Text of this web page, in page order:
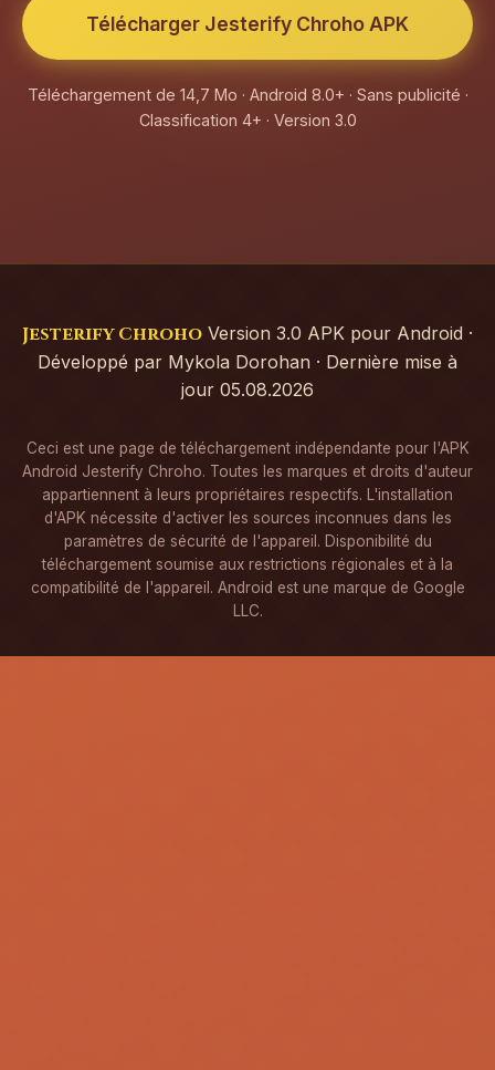
Télécharger Jesterify Chroho APK
Téléchargement de 14,7 Mo · Android 8.0+ · Sans publicité ·
Classification 4+ · Version 3.0
Jesterify Chroho Version 3.0 APK pour Android ·
Développé par Mykola Dorohan · Dernière mise à
jour 05.08.2026
Ceci est une page de téléchargement indépendante pour l'APK
Android Jesterify Chroho. Toutes les marques et droits d'auteur
appartiennent à leurs propriétaires respectifs. L'installation
d'APK nécessite d'activer les sources inconnues dans les
paramètres de sécurité de l'appareil. Disponibilité du
téléchargement soumise aux restrictions régionales et à la
compatibilité de l'appareil. Android est une marque de Google
LLC.